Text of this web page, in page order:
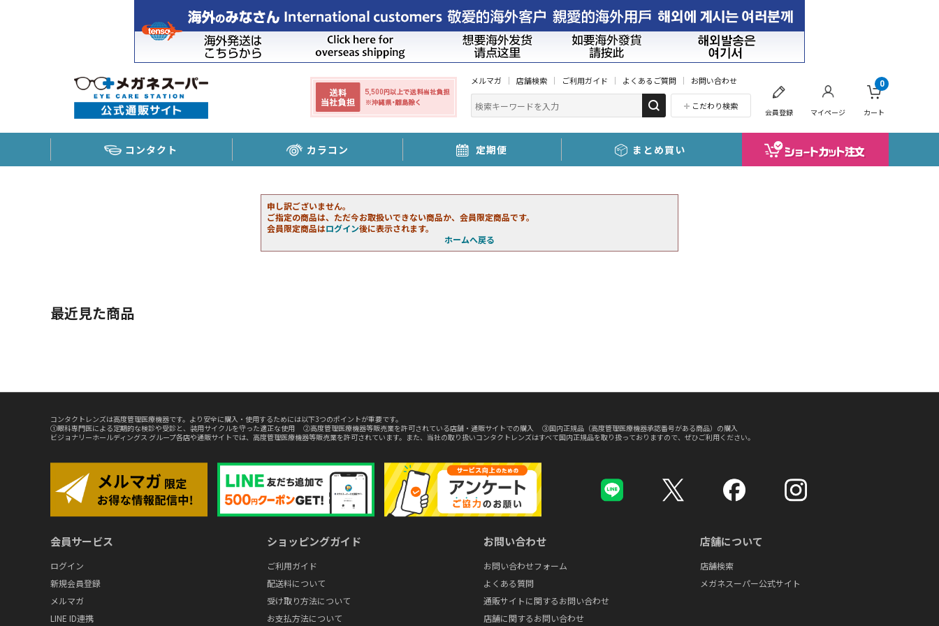
メルマガ 店舗検索 ご利用ガイド よくあるご質問 お問い合わせ
こだわり検索
会員登録 マイページ カート
0
コンタクト カラコン 定期便 まとめ買い
申し訳ございません。
ご指定の商品は、ただ今お取扱いできない商品か、会員限定商品です。
会員限定商品はログイン後に表示されます。
ホームへ戻る
最近見た商品
コンタクトレンズは高度管理医療機器です。より安全に購入・使用するためには以下3つのポイントが重要です。
①眼科専門医による定期的な検診や受診と、装用サイクルを守った適正な使用 ②高度管理医療機器等販売業を許可されている店舗・通販サイトでの購入 ③国内正規品（高度管理医療機器承認番号がある商品）の購入
ビジョナリーホールディングス グループ各店や通販サイトでは、高度管理医療機器等販売業を許可されています。また、当社の取り扱いコンタクトレンズはすべて国内正規品を取り扱っておりますので、ぜひご利用ください。
会員サービス
ログイン
新規会員登録
メルマガ
LINE ID連携
ショッピングガイド
ご利用ガイド
配送料について
受け取り方法について
お支払方法について
お問い合わせ
お問い合わせフォーム
よくある質問
通販サイトに関するお問い合わせ
店舗に関するお問い合わせ
店舗について
店舗検索
メガネスーパー公式サイト